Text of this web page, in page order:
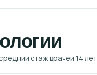
стаж врачей 14 лет